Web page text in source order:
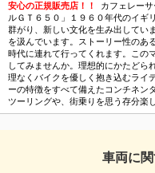
安心の正規販売店！！
カフェレー
ルＧＴ６５０」１９６０年代のイギ
群がり、新しい文化を生み出してい
を汲んでいます。ストーリー性のあ
時代に連れて行ってくれます。この
してみませんか。理想的にかたどら
理なくバイクを優しく抱き込むライ
ーの特徴をすべて備えたコンチネン
ツーリングや、街乗りを思う存分楽
車両に